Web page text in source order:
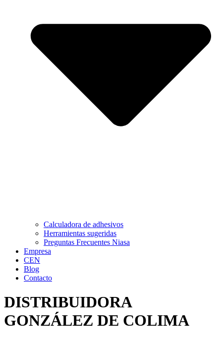
Calculadora de adhesivos
Herramientas sugeridas
Preguntas Frecuentes Niasa
Empresa
CEN
Blog
Contacto
DISTRIBUIDORA
GONZÁLEZ DE COLIMA